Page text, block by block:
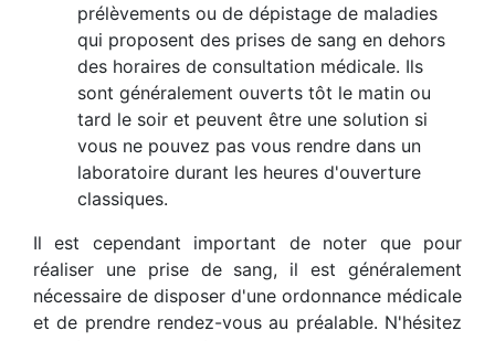
prélèvements ou de dépistage de maladies
qui proposent des prises de sang en dehors
des horaires de consultation médicale. Ils
sont généralement ouverts tôt le matin ou
tard le soir et peuvent être une solution si
vous ne pouvez pas vous rendre dans un
laboratoire durant les heures d'ouverture
classiques.
Il est cependant important de noter que pour
réaliser une prise de sang, il est généralement
nécessaire de disposer d'une ordonnance médicale
et de prendre rendez-vous au préalable. N'hésitez